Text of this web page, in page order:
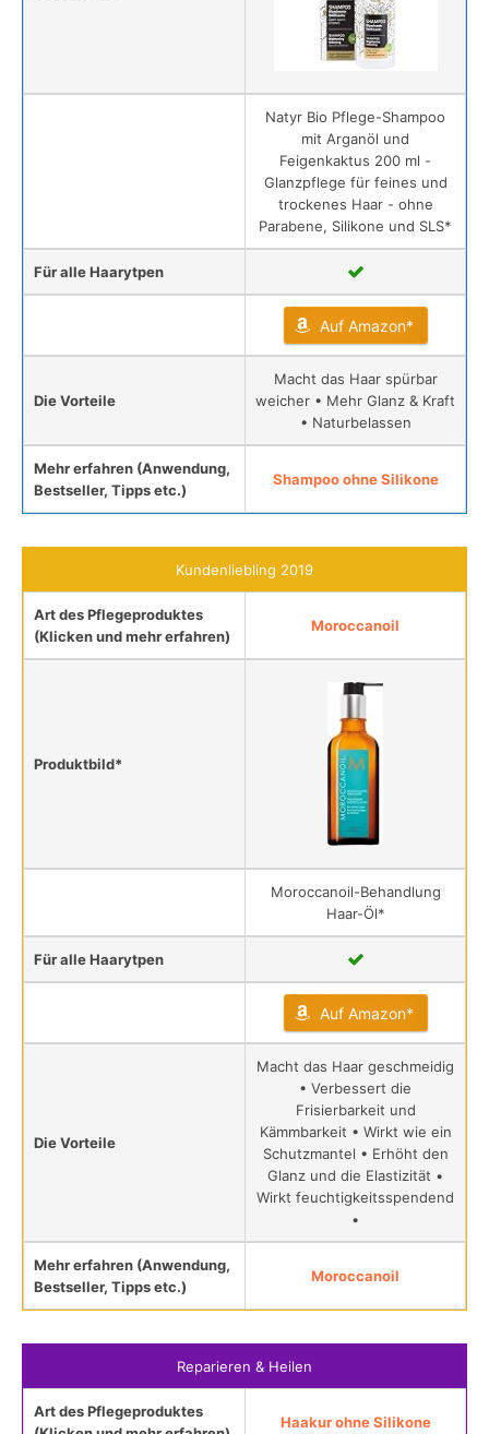
Natyr Bio Pflege-Shampoo
mit Arganöl und
Feigenkaktus 200 ml -
Glanzpflege für feines und
trockenes Haar - ohne
Parabene, Silikone und SLS*
Für alle Haarytpen
Auf Amazon*
Die Vorteile
Macht das Haar spürbar
weicher • Mehr Glanz & Kraft
• Naturbelassen
Mehr erfahren (Anwendung,
Bestseller, Tipps etc.)
Shampoo ohne Silikone
Kundenliebling 2019
Art des Pflegeproduktes
(Klicken und mehr erfahren)
Moroccanoil
Produktbild*
Moroccanoil-Behandlung
Haar-Öl*
Für alle Haarytpen
Auf Amazon*
Die Vorteile
Macht das Haar geschmeidig
• Verbessert die
Frisierbarkeit und
Kämmbarkeit • Wirkt wie ein
Schutzmantel • Erhöht den
Glanz und die Elastizität •
Wirkt feuchtigkeitsspendend
•
Mehr erfahren (Anwendung,
Bestseller, Tipps etc.)
Moroccanoil
Reparieren & Heilen
Art des Pflegeproduktes
Haakur ohne Silikone